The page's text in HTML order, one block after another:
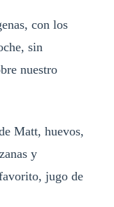
con los
sin
nuestro
Matt, huevos,
y
jugo de